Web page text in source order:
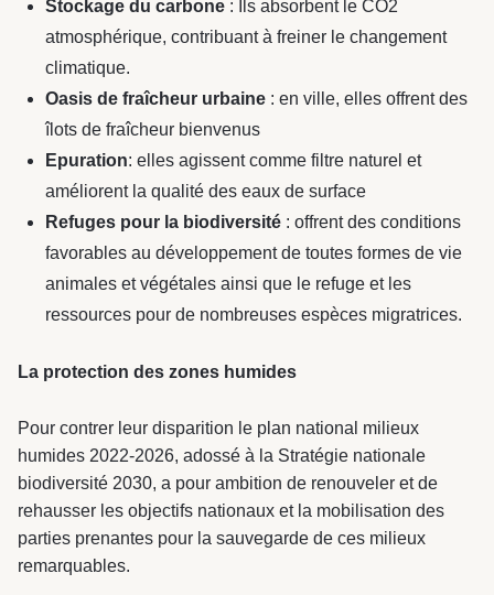
Gondwana –
Biodiversité & Génie
écologique
Gondwana –
Quartier
R&D Santé
Pharmaceutique
Stockage du carbone : Ils absorbent le CO2
atmosphérique, contribuant à freiner le changement
climatique.
Oasis de fraîcheur urbaine : en ville, elles offrent des
îlots de fraîcheur bienvenus
Epuration: elles agissent comme filtre naturel et
améliorent la qualité des eaux de surface
Refuges pour la biodiversité : offrent des conditions
favorables au développement de toutes formes de vie
animales et végétales ainsi que le refuge et les
ressources pour de nombreuses espèces migratrices.
La protection des zones humides
Pour contrer leur disparition le plan national milieux
humides 2022-2026, adossé à la Stratégie nationale
biodiversité 2030, a pour ambition de renouveler et de
rehausser les objectifs nationaux et la mobilisation des
parties prenantes pour la sauvegarde de ces milieux
remarquables.